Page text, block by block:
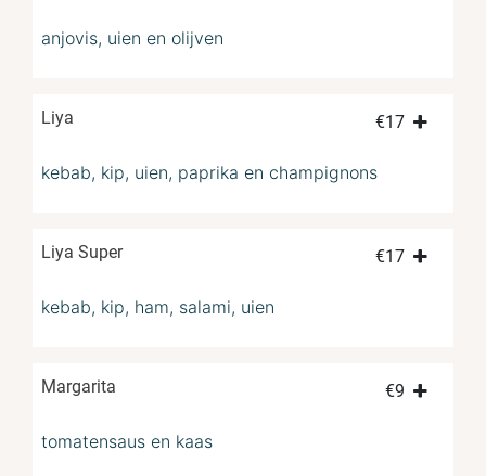
anjovis, uien en olijven
Liya €17
kebab, kip, uien, paprika en champignons
Liya Super €17
kebab, kip, ham, salami, uien
Margarita €9
tomatensaus en kaas